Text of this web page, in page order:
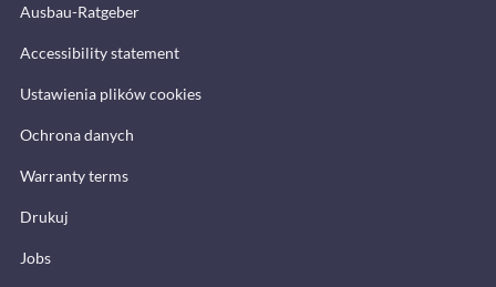
Ausbau-Ratgeber
Accessibility statement
Ustawienia plików cookies
Ochrona danych
Warranty terms
Drukuj
Jobs